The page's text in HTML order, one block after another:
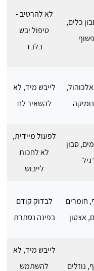
כלים,
לא להרטיב -
טיפול יבש
בלבד
לייבש מיד, לא
להשאיר לח
סבון
לפעול מיידית,
לא לחכות
לייבוש
חומרים
אצטון
לבדוק קודם
בפינה נסתרת
נוזלים
לייבש מיד, לא
להשתמש